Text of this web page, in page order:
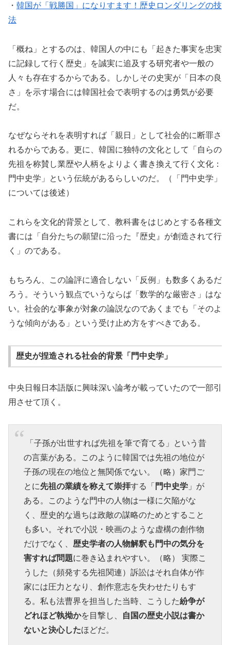
・ 韓国が「戦勝国」になりすます！歴史ロンダリングの技
法
「概ね」とするのは、韓国人の中にも「起きた事実を忠実
に記録して行く歴史」を誠実に追及する研究者や一般の
人々も存在するからである。しかしその史実が「日本の良
さ」を示す場合には韓国社会で表明するのは勇気が必要
だ。
なぜならそれを表明すれば「親日」として社会的に断罪さ
れるからである。更に、韓国に独特の文化として「自らの
先祖を称賛し業歴や人柄をよりよく書き換えて行く文化：
門中史学」という伝統があるらしいのだ。（「門中史学」
については後述）
これらを文化的背景として、教科書をはじめとする各種文
書には「自分たちの願望に沿った『歴史』が創造されて行
く」のである。
もちろん、この論評に適合しない「反例」も数多くあるだ
ろう。そういう観点でいうならば「数学的な厳密さ」はな
い。社会的な事象が対象の論説なのであくまでも「そのよ
うな傾向がある」という受け止め方をすべきである。
歴史が捏造される社会的背景「門中史学」
中央日報日本語版に興味深い論考が載っていたので一部引
用させて頂く。
「子孫が出世すれば先祖を筆で育てる」という昔
の言葉がある。このように韓国では先祖の地位が
子孫の現在の地位と無関係でない。（略）家門ご
とに先祖の業績を称えて崇拝する「 門中史学」が
ある。このような門中の人物は一様に欠陥がな
く、歴史的な過ちは政敵の謀略のためとすること
も多い。それで小説・映画のような虚構の創作物
だけでなく、 歴史学者の人物解釈も門中の気分を
害すれば問題に巻き込まれやすい。（略） 実際こ
うした（頻発する先祖関連）訴訟はそれ自体が作
家には圧力となり、創作意志を失わせたりもす
る。私も法曹界を担当した当時、こうした紛争が
どれほど執拗かを目撃し、
自国の歴史小説は書か
ないと決心したほどだ。